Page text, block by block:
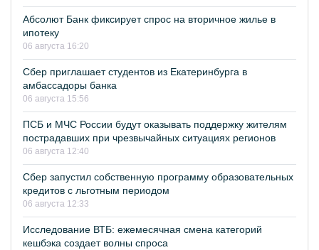
Абсолют Банк фиксирует спрос на вторичное жилье в
ипотеку
06 августа 16:20
Сбер приглашает студентов из Екатеринбурга в
амбассадоры банка
06 августа 15:56
ПСБ и МЧС России будут оказывать поддержку жителям
пострадавших при чрезвычайных ситуациях регионов
06 августа 12:40
Сбер запустил собственную программу образовательных
кредитов с льготным периодом
06 августа 12:33
Исследование ВТБ: ежемесячная смена категорий
кешбэка создает волны спроса